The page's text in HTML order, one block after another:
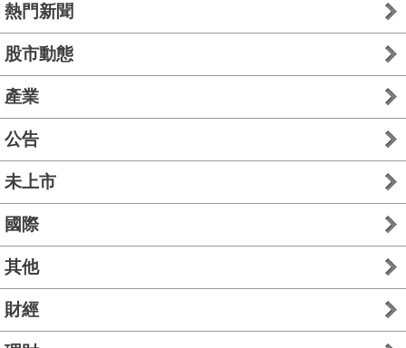
熱門新聞
股市動態
產業
公告
未上市
國際
其他
財經